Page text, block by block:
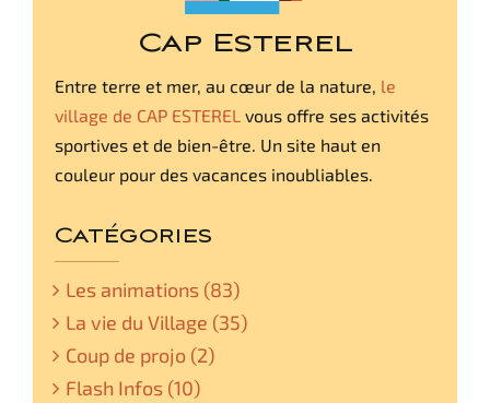
Cap Esterel
Entre terre et mer, au cœur de la nature, le
village de CAP ESTEREL vous offre ses activités
sportives et de bien-être. Un site haut en
couleur pour des vacances inoubliables.
Catégories
Les animations (83)
La vie du Village (35)
Coup de projo (2)
Flash Infos (10)